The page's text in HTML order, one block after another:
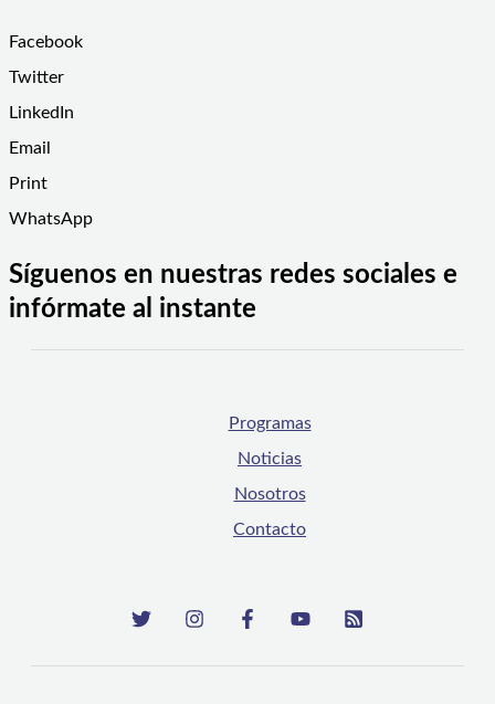
Facebook
Twitter
LinkedIn
Email
Print
WhatsApp
Síguenos en nuestras redes sociales e
infórmate al instante
Programas
Noticias
Nosotros
Contacto